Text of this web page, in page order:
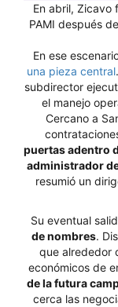
En abril, Zicavo
PAMI después
En ese
una pieza central
subdirector
el manejo
Cercano a
puertas adentro
administrador
resumió un
Su eventual
de nombres.
que alrededor
económicos de
de la futura
cerca las